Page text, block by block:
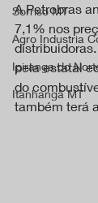
Sorriso MT
Agro Industria
Ipiranga do
Itanhangá MT
A Petrobras
7,1% nos
pela estatal
do
também terá